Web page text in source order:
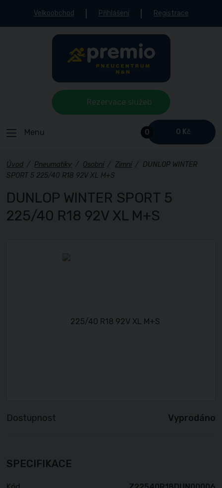
Velkoobchod Přihlášení Registrace
0 0 Kč
Menu
Rezervace služeb
Úvod / Pneumatiky / Osobní / Zimní / DUNLOP WINTER
SPORT 5 225/40 R18 92V XL M+S
DUNLOP WINTER SPORT 5
225/40 R18 92V XL M+S
Dostupnost Vyprodáno
SPECIFIKACE